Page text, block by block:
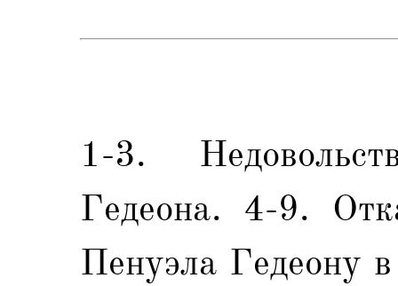
1-3.
Гедеона. 4-9.
Пенуэла Гедеону